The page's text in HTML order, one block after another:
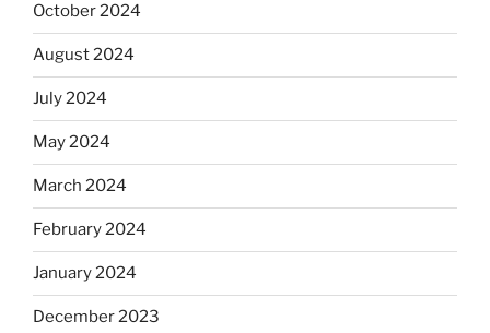
October 2024
August 2024
July 2024
May 2024
March 2024
February 2024
January 2024
December 2023